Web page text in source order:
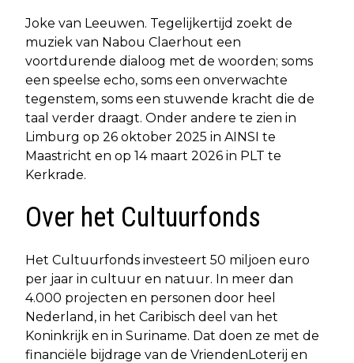
Joke van Leeuwen. Tegelijkertijd zoekt de
muziek van Nabou Claerhout een
voortdurende dialoog met de woorden; soms
een speelse echo, soms een onverwachte
tegenstem, soms een stuwende kracht die de
taal verder draagt. Onder andere te zien in
Limburg op 26 oktober 2025 in AINSI te
Maastricht en op 14 maart 2026 in PLT te
Kerkrade.
Over het Cultuurfonds
Het Cultuurfonds investeert 50 miljoen euro
per jaar in cultuur en natuur. In meer dan
4.000 projecten en personen door heel
Nederland, in het Caribisch deel van het
Koninkrijk en in Suriname. Dat doen ze met de
financiële bijdrage van de VriendenLoterij en